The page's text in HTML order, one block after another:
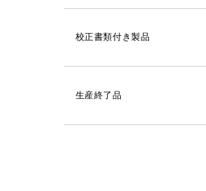
SK-L200TⅡシリーズ用
SK-L200THⅡαシリーズ用
SK-L400T, SK-1110, SK-
シグマⅡ型湿度記録計用
シグマⅡ型気圧記録計用
シグマⅡ型隔測式温度記録計
シグマミニキューブ温湿度記録
シグマミニスター温湿度記録
SK-270WP
SK-1260
SK-110TRH-B
SK-630PH
校正書類付き製品
生産終了品